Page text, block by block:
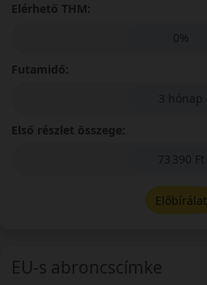
Elérhető THM:
0%
Futamidő:
3 hónap
Első részlet összege:
73 390 Ft
Előbírálat
EU-s abroncscímke